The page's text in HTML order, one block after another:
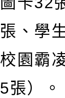
張、學
校園霸
5張）。